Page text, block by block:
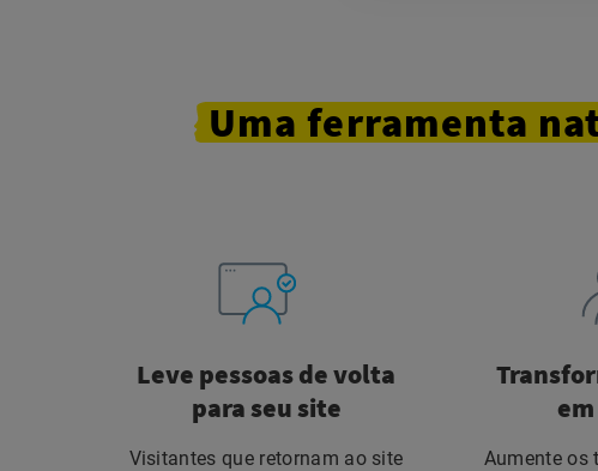
Uma ferramenta
Leve pessoas de volta
para seu site
Visitantes que retornam ao site
Aumente os